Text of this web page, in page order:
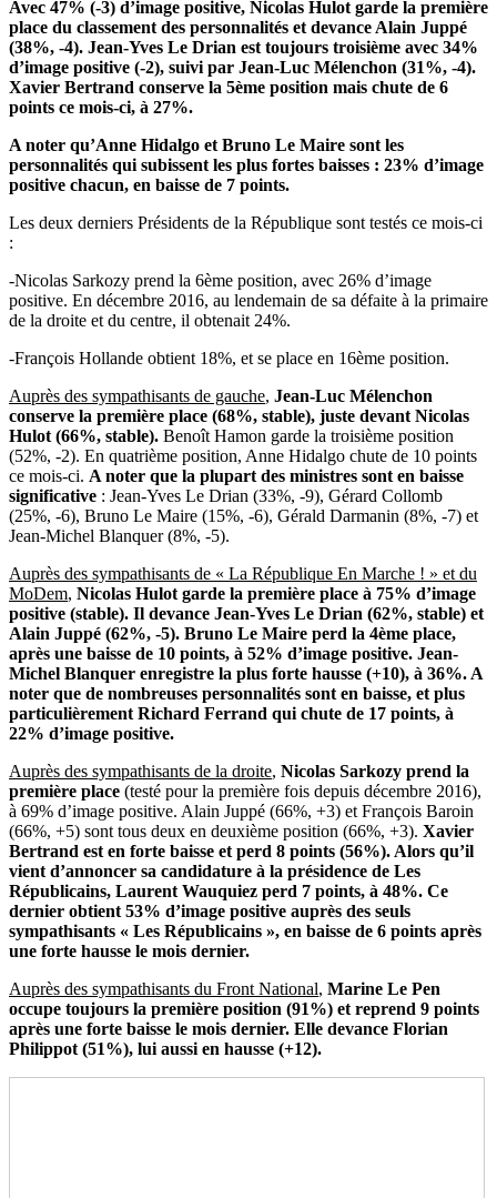
Avec 47% (-3) d’image positive, Nicolas Hulot garde la première
place du classement des personnalités et devance Alain Juppé
(38%, -4). Jean-Yves Le Drian est toujours troisième avec 34%
d’image positive (-2), suivi par Jean-Luc Mélenchon (31%, -4).
Xavier Bertrand conserve la 5ème position mais chute de 6
points ce mois-ci, à 27%.
A noter qu’Anne Hidalgo et Bruno Le Maire sont les
personnalités qui subissent les plus fortes baisses : 23% d’image
positive chacun, en baisse de 7 points.
Les deux derniers Présidents de la République sont testés ce mois-ci
:
-Nicolas Sarkozy prend la 6ème position, avec 26% d’image
positive. En décembre 2016, au lendemain de sa défaite à la primaire
de la droite et du centre, il obtenait 24%.
-François Hollande obtient 18%, et se place en 16ème position.
Auprès des sympathisants de gauche, Jean-Luc Mélenchon
conserve la première place (68%, stable), juste devant Nicolas
Hulot (66%, stable). Benoît Hamon garde la troisième position
(52%, -2). En quatrième position, Anne Hidalgo chute de 10 points
ce mois-ci. A noter que la plupart des ministres sont en baisse
significative : Jean-Yves Le Drian (33%, -9), Gérard Collomb
(25%, -6), Bruno Le Maire (15%, -6), Gérald Darmanin (8%, -7) et
Jean-Michel Blanquer (8%, -5).
Auprès des sympathisants de « La République En Marche ! » et du
MoDem, Nicolas Hulot garde la première place à 75% d’image
positive (stable). Il devance Jean-Yves Le Drian (62%, stable) et
Alain Juppé (62%, -5). Bruno Le Maire perd la 4ème place,
après une baisse de 10 points, à 52% d’image positive. Jean-
Michel Blanquer enregistre la plus forte hausse (+10), à 36%. A
noter que de nombreuses personnalités sont en baisse, et plus
particulièrement Richard Ferrand qui chute de 17 points, à
22% d’image positive.
Auprès des sympathisants de la droite, Nicolas Sarkozy prend la
première place (testé pour la première fois depuis décembre 2016),
à 69% d’image positive. Alain Juppé (66%, +3) et François Baroin
(66%, +5) sont tous deux en deuxième position (66%, +3). Xavier
Bertrand est en forte baisse et perd 8 points (56%). Alors qu’il
vient d’annoncer sa candidature à la présidence de Les
Républicains, Laurent Wauquiez perd 7 points, à 48%. Ce
dernier obtient 53% d’image positive auprès des seuls
sympathisants « Les Républicains », en baisse de 6 points après
une forte hausse le mois dernier.
Auprès des sympathisants du Front National, Marine Le Pen
occupe toujours la première position (91%) et reprend 9 points
après une forte baisse le mois dernier. Elle devance Florian
Philippot (51%), lui aussi en hausse (+12).